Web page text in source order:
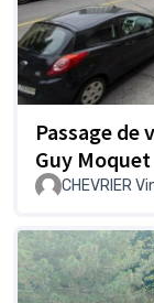
Passage de
Guy Moquet
CHEVRIER